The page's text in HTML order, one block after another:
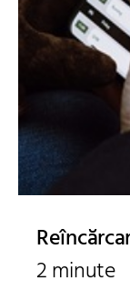
2 minute